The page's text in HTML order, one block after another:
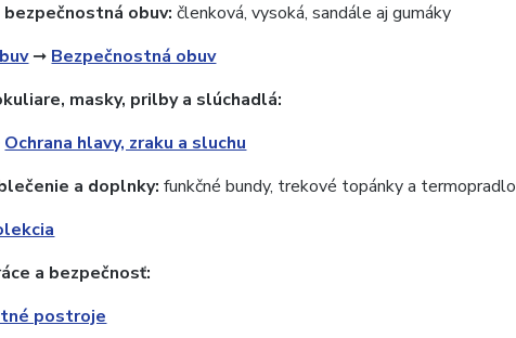
obuv: členková, vysoká, sandále aj gumáky
️➞ Bezpečnostná obuv
masky, prilby a slúchadlá:
Ochrana hlavy, zraku a sluchu
a doplnky: funkčné bundy, trekové topánky a termopradlo
a bezpečnosť:
postroje